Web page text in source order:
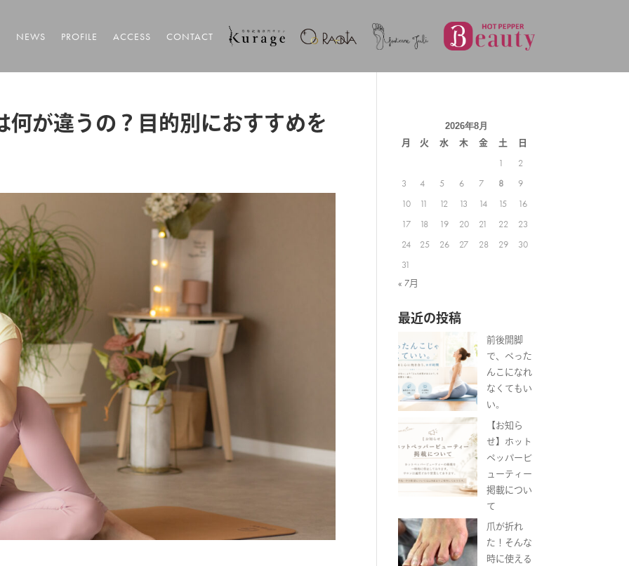
NEWS PROFILE ACCESS CONTACT
が違うの？目的別におすすめを 2026年8月
月 火 水 木 金 土
日
1
2
3
4 5 6 7 8
9
10
11 12 13 14 15
16
17
18 19 20 21 22
23
24
25 26 27 28 29
30
31
« 7月
最近の投稿
前後開脚
で、ぺった
んこになれ
なくてもい
い。
【お知ら
せ】ホット
ペッパービ
ューティー
掲載につい
て
爪が折れ
た！そんな
時に使える